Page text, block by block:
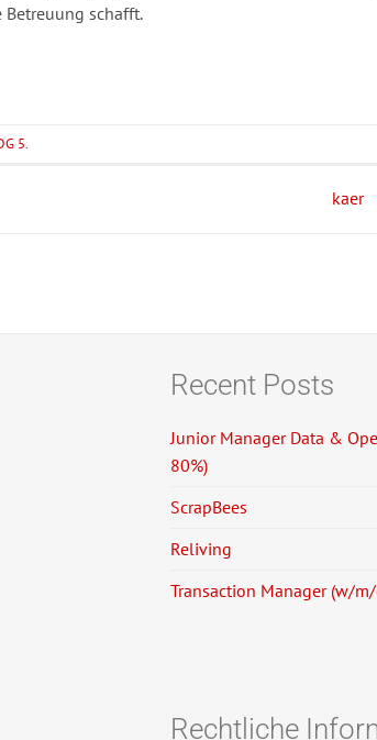
schafft.
5.
kaer
Recent Posts
Junior Manager Data &
80%)
ScrapBees
Reliving
Transaction Manager (w/
Rechtliche